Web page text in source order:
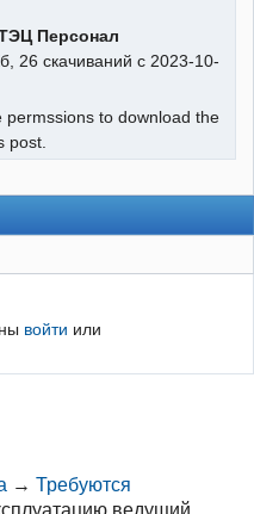
Персонал
26 скачиваний с 2023-10-
permssions to download the
post.
войти или
→Требуются